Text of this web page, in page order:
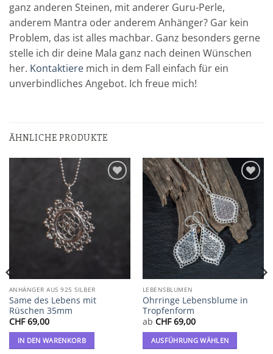
ganz anderen Steinen, mit anderer Guru-Perle,
anderem Mantra oder anderem Anhänger? Gar kein
Problem, das ist alles machbar. Ganz besonders gerne
stelle ich dir deine Mala ganz nach deinen Wünschen
her. Kontaktiere mich in dem Fall einfach für ein
unverbindliches Angebot. Ich freue mich!
ÄHNLICHE PRODUKTE
ANHÄNGER AUS 925 SILBER
Same des Lebens mit
Rüschen 35mm
CHF69,00
IN DEN WARENKORB
Zur
Wunschliste
hinzufügen
LEBENSBLUMEN
Ohrringe Lebensblume in
Tropfenform
ab CHF69,00
AUSFÜHRUNG WÄHLEN